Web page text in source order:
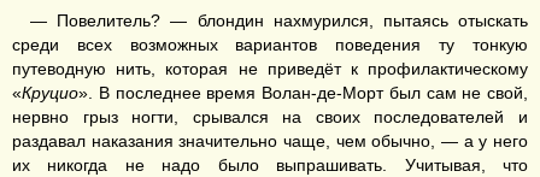
— Повелитель? — блондин нахмурился, пытаясь отыскать
среди всех возможных вариантов поведения ту тонкую
путеводную нить, которая не приведёт к профилактическому
«Круцио». В последнее время Волан-де-Морт был сам не свой,
нервно грыз ногти, срывался на своих последователей и
раздавал наказания значительно чаще, чем обычно, — а у него
их никогда не надо было выпрашивать. Учитывая, что